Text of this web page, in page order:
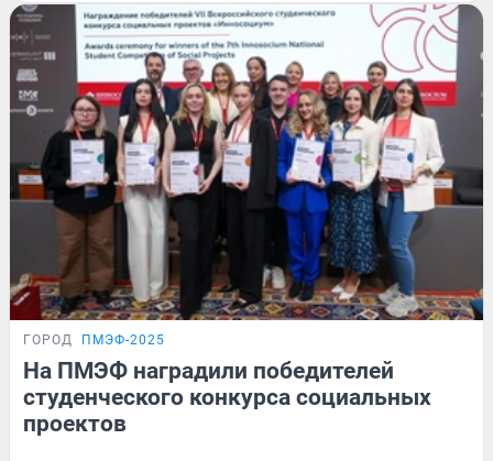
ГОРОД ПМЭФ-2025
На ПМЭФ наградили победителей
студенческого конкурса социальных
проектов